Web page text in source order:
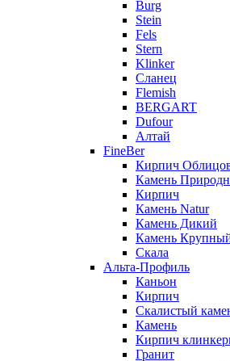
Burg
Stein
Fels
Stern
Klinker
Сланец
Flemish
BERGART
Dufour
Алтай
FineBer
Кирпич
Камень
Кирпич
Камень Natur
Камень Дикий
Камень
Скала
Альта-Профиль
Каньон
Кирпич
Скалистый
Камень
Кирпич
Гранит